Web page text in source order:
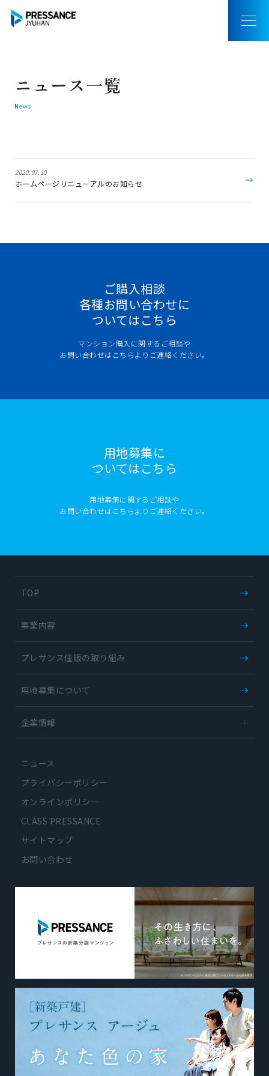
ニュース一覧
2020.07.10
ホームページリニューアルのお知らせ
ご購入相談
各種お問い合わせに
ついてはこちら
マンション購入に関するご相談や
お問い合わせはこちらよりご連絡ください。
用地募集に
ついてはこちら
用地募集に関するご相談や
お問い合わせはこちらよりご連絡ください。
TOP
事業内容
プレサンス住販の取り組み
用地募集について
企業情報
- 企業理念
-
アクセス
ニュース
プライバシーポリシー
オンラインポリシー
CLASS PRESSANCE
サイトマップ
お問い合わせ